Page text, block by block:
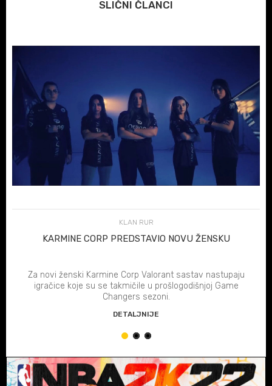
SLIČNI ČLANCI
KLAN RUR
KARMINE CORP PREDSTAVIO NOVU ŽENSKU
Za novi ženski Karmine Corp Valorant sastav nastupaju
igračice koje su se takmičile u prošlogodišnjoj Game
Changers sezoni.
DETALJNIJE
1 2 3